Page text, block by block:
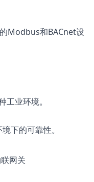
Modbus和BACnet设
业环境。
下的可靠性。